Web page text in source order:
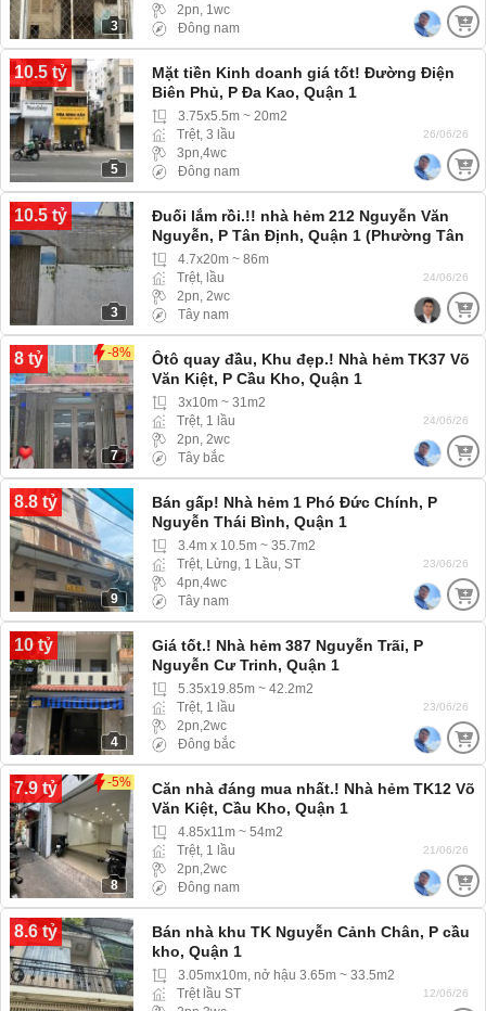
3
2pn, 1wc
Đông nam
10.5 tỷ
5
Mặt tiền Kinh doanh giá tốt! Đường Điện
Biên Phủ, P Đa Kao, Quận 1
3.75x5.5m ~ 20m2
Trệt, 3 lầu
3pn,4wc
Đông nam
26/06/26
10.5 tỷ
3
Đuối lắm rồi.!! nhà hẻm 212 Nguyễn Văn
Nguyễn, P Tân Định, Quận 1 (Phường Tân
Định)4.7x20m ~ 86m
Trệt, lầu
2pn, 2wc
Tây nam
24/06/26
8 tỷ -8%
7
Ôtô quay đầu, Khu đẹp.! Nhà hẻm TK37 Võ
Văn Kiệt, P Cầu Kho, Quận 1
3x10m ~ 31m2
Trệt, 1 lầu
2pn, 2wc
Tây bắc
24/06/26
8.8 tỷ
9
Bán gấp! Nhà hẻm 1 Phó Đức Chính, P
Nguyễn Thái Bình, Quận 1
3.4m x 10.5m ~ 35.7m2
Trệt, Lửng, 1 Lầu, ST
4pn,4wc
Tây nam
23/06/26
10 tỷ
4
Giá tốt.! Nhà hẻm 387 Nguyễn Trãi, P
Nguyễn Cư Trinh, Quận 1
5.35x19.85m ~ 42.2m2
Trệt, 1 lầu
2pn,2wc
Đông bắc
23/06/26
7.9 tỷ -5%
8
Căn nhà đáng mua nhất.! Nhà hẻm TK12 Võ
Văn Kiệt, Cầu Kho, Quận 1
4.85x11m ~ 54m2
Trệt, 1 lầu
2pn,2wc
Đông nam
21/06/26
8.6 tỷ
Bán nhà khu TK Nguyễn Cảnh Chân, P cầu
kho, Quận 1
3.05mx10m, nở hậu 3.65m ~ 33.5m2
Trệt lầu ST
12/06/26